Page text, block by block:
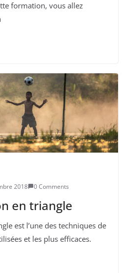
formation, vous allez
2018 0 Comments
en triangle
est l’une des techniques de
et les plus efficaces.